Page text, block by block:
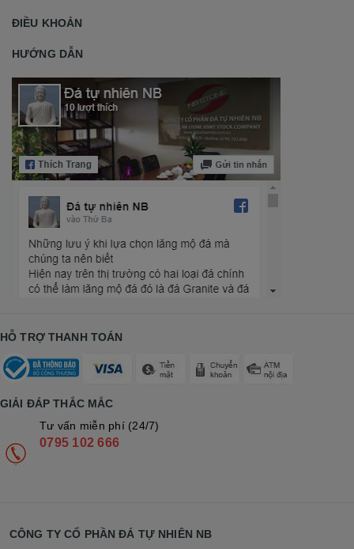
ĐIỀU KHOẢN
HƯỚNG DẪN
HỖ TRỢ THANH TOÁN
GIẢI ĐÁP THẮC MẮC
Tư vấn miễn phí (24/7)
0795 102 666
CÔNG TY CỔ PHẦN ĐÁ TỰ NHIÊN NB